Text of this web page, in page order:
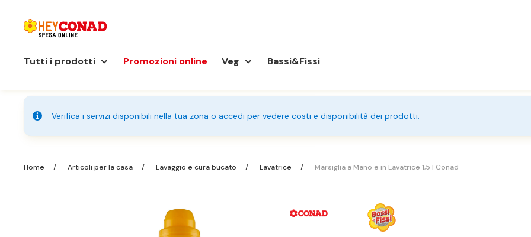
Tutti i prodotti Promozioni online Veg Bassi&Fissi
Verifica i servizi disponibili nella tua zona o accedi per vedere costi e disponibilità dei prodotti.
Home Articoli per la casa Lavaggio e cura bucato Lavatrice Marsiglia a Mano e in Lavatrice 1,5 l Conad